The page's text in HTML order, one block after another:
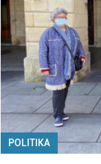
POLITIKA